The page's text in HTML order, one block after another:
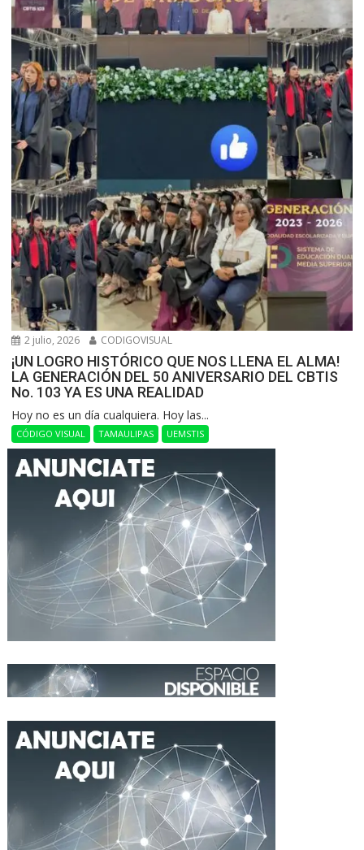
2 julio, 2026 CODIGOVISUAL
¡UN LOGRO HISTÓRICO QUE NOS LLENA EL ALMA!
LA GENERACIÓN DEL 50 ANIVERSARIO DEL CBTIS
No. 103 YA ES UNA REALIDAD
Hoy no es un día cualquiera. Hoy las...
CÓDIGO VISUAL TAMAULIPAS UEMSTIS